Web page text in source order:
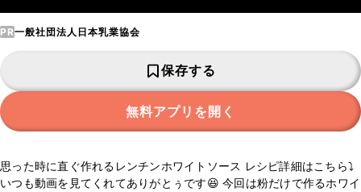
PR一般社団法人日本乳業協会
保存する
無料アプリを開く
思った時に直ぐ作れるレンチンホワイトソース レシピ詳細はこちら⤵
いつも動画を見てくれてありがとぅです😆 今回は粉だけで作るホワイ